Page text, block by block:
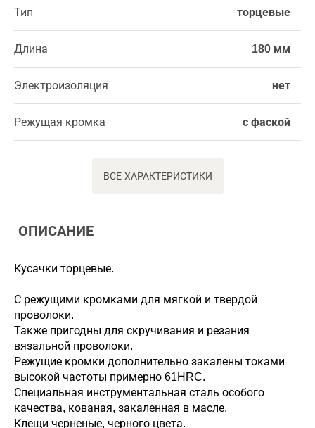
Тип торцевые
Длина 180 мм
Электроизоляция нет
Режущая кромка с фаской
ВСЕ ХАРАКТЕРИСТИКИ
ОПИСАНИЕ
Кусачки торцевые.
С режущими кромками для мягкой и твердой
проволоки.
Также пригодны для скручивания и резания
вязальной проволоки.
Режущие кромки дополнительно закалены токами
высокой частоты примерно 61HRC.
Специальная инструментальная сталь особого
качества, кованая, закаленная в масле.
Клещи черненые, черного цвета.